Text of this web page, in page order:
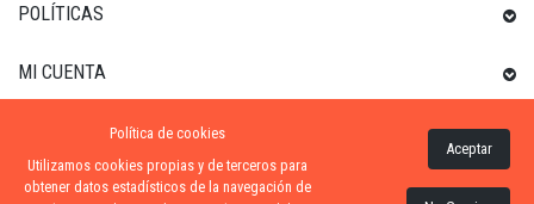
Contacta
POLÍTICAS
MI CUENTA
INFORMACIÓN SOBRE LA TIENDA
Política de cookies
Utilizamos cookies propias y de terceros para
obtener datos estadísticos de la navegación de
Aceptar